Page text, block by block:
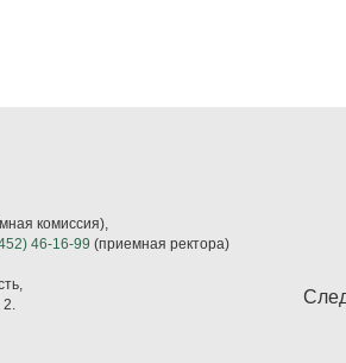
комиссия),
46-16-99 (приемная ректора)
2.